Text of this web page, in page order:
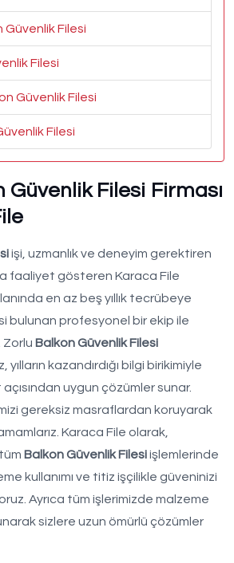
Güvenlik Filesi
Filesi
Güvenlik Filesi
Filesi
Güvenlik Filesi Firması
işi, uzmanlık ve deneyim gerektiren
faaliyet gösteren Karaca File
en az beş yıllık tecrübeye
bulunan profesyonel bir ekip ile
Zorlu Balkon Güvenlik Filesi
kazandırdığı bilgi birikimiyle
açısından uygun çözümler sunar.
gereksiz masraflardan koruyarak
Karaca File olarak,
Balkon Güvenlik Filesiişlemlerinde
kullanımı ve titiz işçilikle güveninizi
Ayrıca tüm işlerimizde malzeme
sizlere uzun ömürlü çözümler